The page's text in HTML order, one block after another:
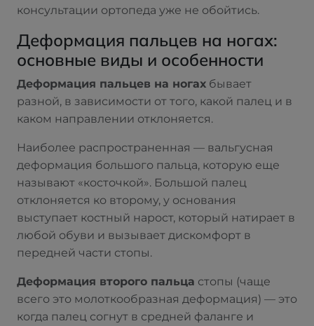
консультации ортопеда уже не обойтись.
Деформация пальцев на ногах:
основные виды и особенности
Деформация пальцев на ногах бывает
разной, в зависимости от того, какой палец и в
каком направлении отклоняется.
Наиболее распространенная — вальгусная
деформация большого пальца, которую еще
называют «косточкой». Большой палец
отклоняется ко второму, у основания
выступает костный нарост, который натирает в
любой обуви и вызывает дискомфорт в
передней части стопы.
Деформация второго пальца стопы (чаще
всего это молоткообразная деформация) — это
когда палец согнут в средней фаланге и